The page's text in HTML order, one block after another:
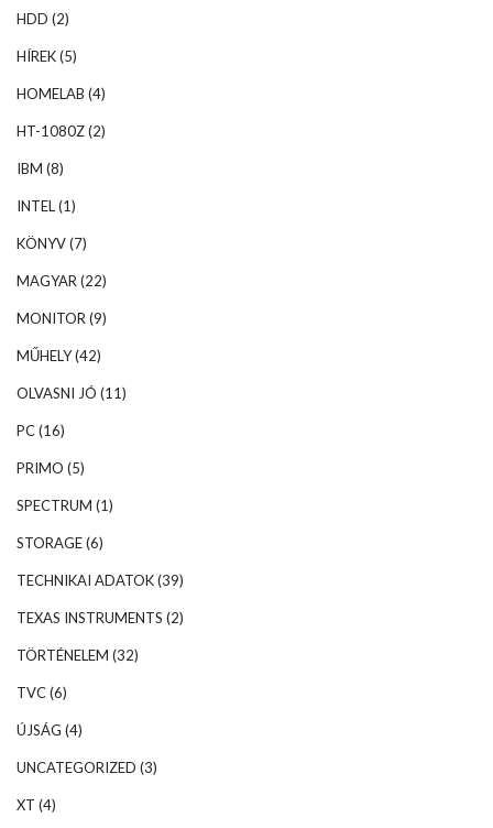
HDD (2)
HÍREK(5)
HOMELAB (4)
HT-1080Z(2)
IBM (8)
INTEL(1)
KÖNYV(7)
MAGYAR(22)
MONITOR(9)
MŰHELY(42)
OLVASNI JÓ (11)
PC(16)
PRIMO (5)
SPECTRUM (1)
STORAGE(6)
TECHNIKAI ADATOK(39)
TEXAS INSTRUMENTS (2)
TÖRTÉNELEM (32)
TVC(6)
ÚJSÁG (4)
UNCATEGORIZED (3)
XT (4)